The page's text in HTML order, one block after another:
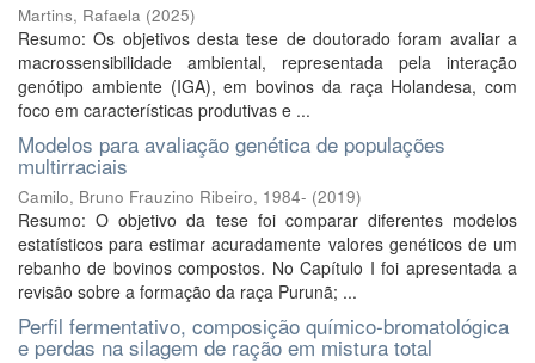
Martins, Rafaela (2025)
Resumo: Os objetivos desta tese de doutorado foram avaliar a
macrossensibilidade ambiental, representada pela interação
genótipo ambiente (IGA), em bovinos da raça Holandesa, com
foco em características produtivas e ...
Modelos para avaliação genética de populações
multirraciais
Camilo, Bruno Frauzino Ribeiro, 1984- (2019)
Resumo: O objetivo da tese foi comparar diferentes modelos
estatísticos para estimar acuradamente valores genéticos de um
rebanho de bovinos compostos. No Capítulo I foi apresentada a
revisão sobre a formação da raça Purunã; ...
Perfil fermentativo, composição químico-bromatológica
e perdas na silagem de ração em mistura total